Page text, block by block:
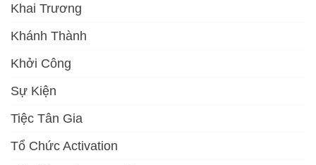
Khai Trương
Khánh Thành
Khởi Công
Sự Kiện
Tiệc Tân Gia
Tổ Chức Activation